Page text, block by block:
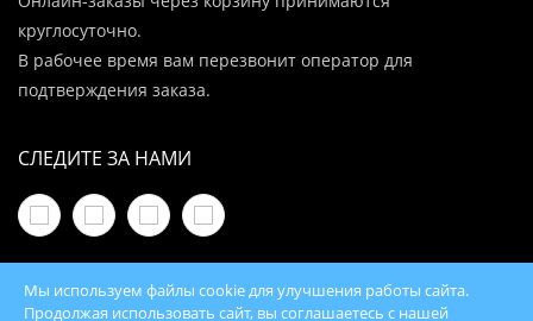
круглосуточно.
В рабочее время вам перезвонит оператор для
подтверждения заказа.
СЛЕДИТЕ ЗА НАМИ
Мы используем файлы cookie для улучшения работы сайта.
Продолжая использовать сайт, вы соглашаетесь с нашей